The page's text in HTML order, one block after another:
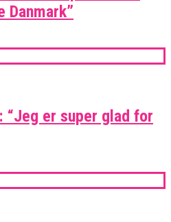
“Jeg er super glad for